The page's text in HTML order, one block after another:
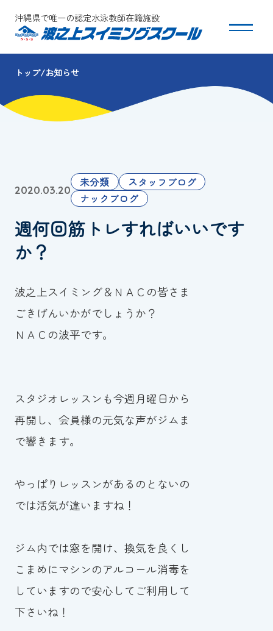
沖縄県で唯一の認定水泳教師在籍施設
スクールについて
コース・クラス紹介
団体会員募集
保護者の方へ
採用情報
お知らせ
カレンダー
お問い合わせ
Tel.098-863-7264
メールでお問い合わせ
スイミングスクールの
体験申し込みはこちら!
トップ お知らせ
2020.03.20
未分類
スタッフブログ
ナックブログ
週何回筋トレすればいいです
か？
波之上スイミング＆ＮＡＣの皆さま
ごきげんいかがでしょうか？
ＮＡＣの波平です。
スタジオレッスンも今週月曜日から
再開し、会員様の元気な声がジムま
で響きます。
やっぱりレッスンがあるのとないの
では活気が違いますね！
ジム内では窓を開け、換気を良くし
こまめにマシンのアルコール消毒を
していますので安心してご利用して
下さいね！